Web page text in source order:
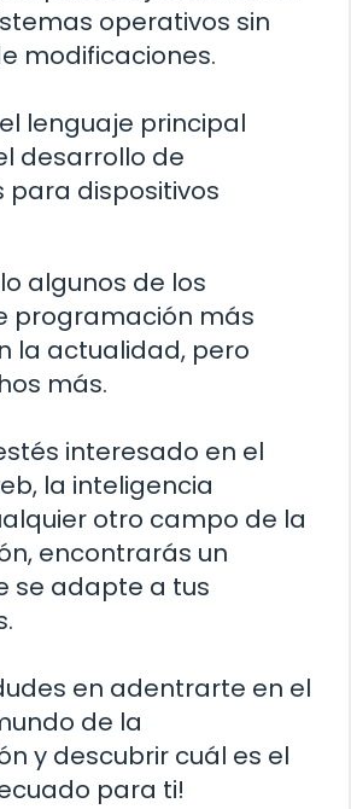
operativos sin
modificaciones.
lenguaje principal
desarrollo de
para dispositivos
algunos de los
programación más
la actualidad, pero
más.
interesado en el
la inteligencia
otro campo de la
encontrarás un
se adapte a tus
en adentrarte en el
de la
y descubrir cuál es el
para ti!